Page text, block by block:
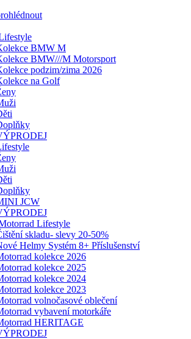
BMW M
BMW///M Motorsport
podzim/zima 2026
na Golf
JCW
Lifestyle
skladu- slevy 20-50%
Helmy Systém 8+ Příslušenství
kolekce 2026
kolekce 2025
kolekce 2024
kolekce 2023
volnočasové oblečení
vybavení motorkáře
HERITAGE